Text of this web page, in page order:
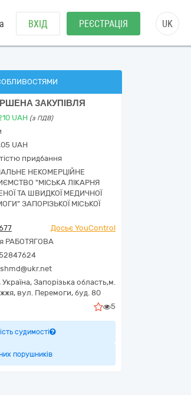
ВХІД РЕЄСТРАЦІЯ UK
ЗАКУПІВЛЯ
UAH (з ПДВ)
UAH
придбання
НЕКОМЕРЦІЙНЕ
"МІСЬКА ЛІКАРНЯ
ТА ШВИДКОЇ МЕДИЧНОЇ
ЗАПОРІЗЬКОЇ МІСЬКОЇ
Досьє YouControl
РАБОТЯГОВА
Україна, Запорізька область,м.
вул. Перемоги, буд. 80
5
судимості
порушників